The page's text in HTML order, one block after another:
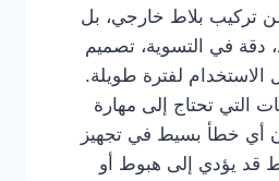
تركيب بلاط خارجي، بل
دقة في التسوية، تصميم
لفترة طويلة.
التي تحتاج إلى مهارة
أي خطأ بسيط في تجهيز
قد يؤدي إلى هبوط أو